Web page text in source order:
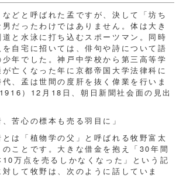
どと呼ばれた孟ですが、決して「坊ち
だったわけではありません。体は大き
道と水泳に打ち込むスポーツマン。同時
自宅に招いては、俳句や詩について語
年でした。神戸中学校から第三高等学
亡くなった年に京都帝国大学法律科に
、孟は世間の度肝を抜く偉業を行いま
）12月18日、朝日新聞社会面の見出
苦心の標本も売る羽目に」
は「植物学の父」と呼ばれる牧野富太
ことです。大きな借金を抱え「30年間
万点を売るしかなくなった」という記
して牧野は、次のように話していま